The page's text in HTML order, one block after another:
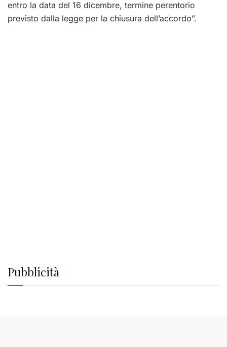
entro la data del 16 dicembre, termine perentorio
previsto dalla legge per la chiusura dell’accordo”.
Pubblicità